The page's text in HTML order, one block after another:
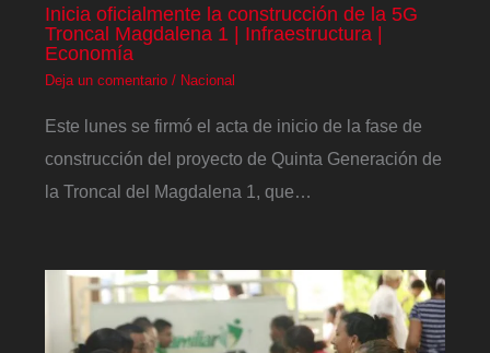
Inicia oficialmente la construcción de la 5G
Troncal Magdalena 1 | Infraestructura |
Economía
Deja un comentario / Nacional
Este lunes se firmó el acta de inicio de la fase de
construcción del proyecto de Quinta Generación de
la Troncal del Magdalena 1, que…